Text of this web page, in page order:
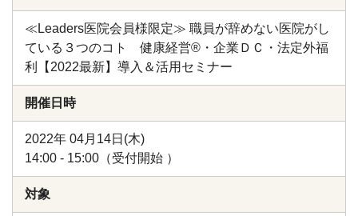
≪Leaders医院会員様限定≫ 職員が辞めない医院がし
ている３つのコト 健康経営®・企業ＤＣ・法定外福
利【2022最新】導入＆活用セミナー
開催日時
2022年 04月14日(木)
14:00 - 15:00（受付開始 ）
対象